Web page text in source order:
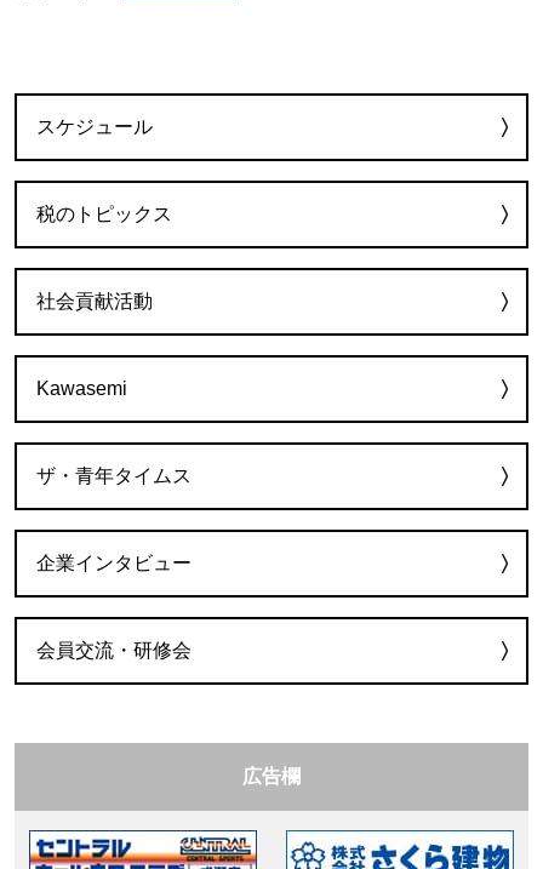
スケジュール
税のトピックス
社会貢献活動
Kawasemi
ザ・青年タイムス
企業インタビュー
会員交流・研修会
広告欄